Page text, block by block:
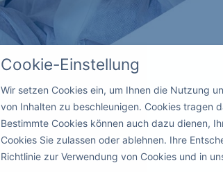
Cookie-Einstellung
Wir setzen Cookies ein, um Ihnen die Nutzung
von Inhalten zu beschleunigen. Cookies tragen
Bestimmte Cookies können auch dazu dienen,
Cookies Sie zulassen oder ablehnen. Ihre
Richtlinie zur Verwendung von Cookies und in